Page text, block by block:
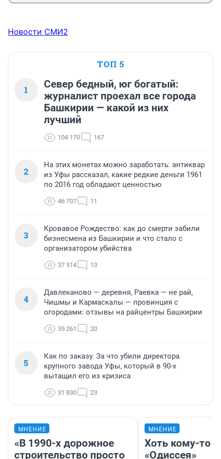
Новости СМИ2
ТОП 5
1
Север бедный, юг богатый:
журналист проехал все города
Башкирии — какой из них
лучший
104 170 167
2
На этих монетах можно заработать: антиквар
из Уфы рассказал, какие редкие деньги 1961
по 2016 год обладают ценностью
46 707 11
3
Кровавое Рождество: как до смерти забили
бизнесмена из Башкирии и что стало с
организатором убийства
37 514 13
4
Давлеканово — деревня, Раевка — не рай,
Чишмы и Кармаскалы — провинция с
огородами: отзывы на райцентры Башкирии
35 261 20
5
Как по заказу. За что убили директора
крупного завода Уфы, который в 90-х
вытащил его из кризиса
31 830 23
МНЕНИЕ
«В 1990-х дорожное
строительство просто
МНЕНИЕ
Хоть кому-то
«Одиссея»